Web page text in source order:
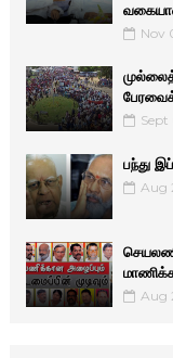
Nov
Sept
பந்து
Aug
Aug